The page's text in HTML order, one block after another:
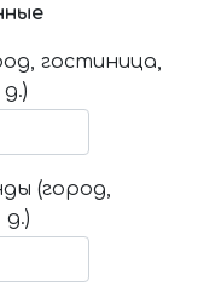
гостиница,
(город,